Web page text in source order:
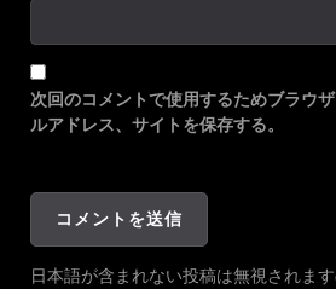
次回のコメントで使用するためブラウ
ルアドレス、サイトを保存する。
日本語が含まれない投稿は無視されま